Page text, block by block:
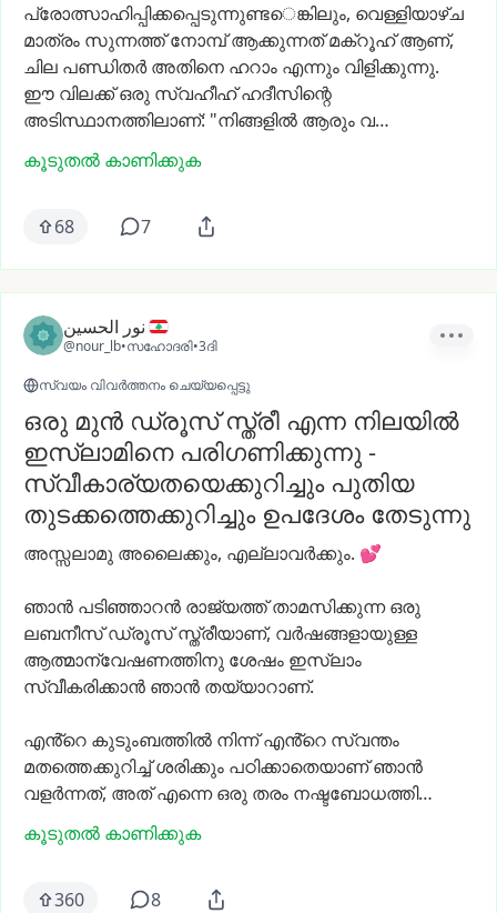
പ്രോത്സാഹിപ്പിക്കപ്പെടുന്നുണ്ടെങ്കിലും, വെള്ളിയാഴ്‌ച
മാത്രം സുന്നത്ത് നോമ്പ് ആക്കുന്നത് മക്റൂഹ് ആണ്,
ചില പണ്ഡിതർ അതിനെ ഹറാം എന്നും വിളിക്കുന്നു.
ഈ വിലക്ക് ഒരു സ്വഹീഹ് ഹദീസിന്റെ
അടിസ്ഥാനത്തിലാണ്: "നിങ്ങളിൽ ആരും വ…
കൂടുതൽ കാണിക്കുക
68 7
نور الحسين
@nour_lb•സഹോദരി•3ദി
സ്വയം വിവർത്തനം ചെയ്യപ്പെട്ടു
ഒരു മുൻ ഡ്രൂസ് സ്ത്രീ എന്ന നിലയിൽ
ഇസ്‌ലാമിനെ പരിഗണിക്കുന്നു -
സ്വീകാര്യതയെക്കുറിച്ചും പുതിയ
തുടക്കത്തെക്കുറിച്ചും ഉപദേശം തേടുന്നു
അസ്സലാമു അലൈക്കും, എല്ലാവർക്കും. 💕
ഞാൻ പടിഞ്ഞാറൻ രാജ്യത്ത് താമസിക്കുന്ന ഒരു
ലബനീസ് ഡ്രൂസ് സ്ത്രീയാണ്, വർഷങ്ങളായുള്ള
ആത്മാന്വേഷണത്തിനു ശേഷം ഇസ്‌ലാം
സ്വീകരിക്കാൻ ഞാൻ തയ്യാറാണ്.
എൻ്റെ കുടുംബത്തിൽ നിന്ന് എൻ്റെ സ്വന്തം
മതത്തെക്കുറിച്ച് ശരിക്കും പഠിക്കാതെയാണ് ഞാൻ
വളർന്നത്, അത് എന്നെ ഒരു തരം നഷ്ടബോധത്തി…
കൂടുതൽ കാണിക്കുക
360 8